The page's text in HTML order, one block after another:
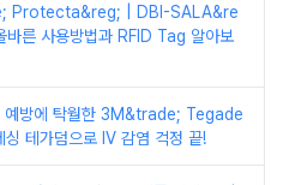
Protecta&reg; | DBI-SALA&re
른 사용방법과 RFID Tag 알아보
예방에 탁월한 3M&trade; Tegade
테가덤으로 IV 감염 걱정 끝!